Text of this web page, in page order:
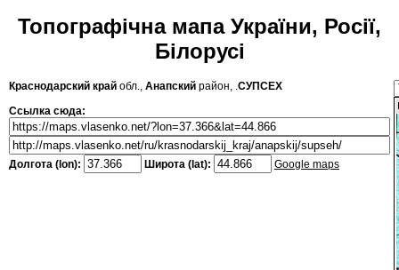
Топографічна мапа України, Росії,
Білорусі
Краснодарский край обл., Анапский район, .СУПСЕХ
Ссылка сюда:
Долгота (lon): Широта (lat): Google maps